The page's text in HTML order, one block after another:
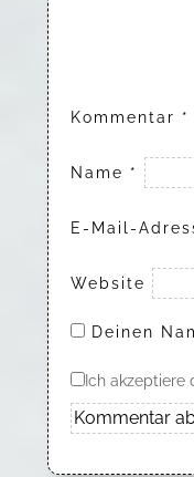
Kommentar *
Name *
E-Mail-
Website
Deinen
Ich akzeptiere